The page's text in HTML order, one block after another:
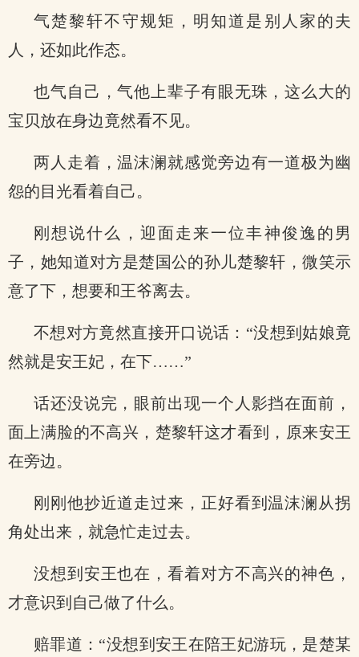
气楚黎轩不守规矩，明知道是别人家的夫
人，还如此作态。
也气自己，气他上辈子有眼无珠，这么大的
宝贝放在身边竟然看不见。
两人走着，温沫澜就感觉旁边有一道极为幽
怨的目光看着自己。
刚想说什么，迎面走来一位丰神俊逸的男
子，她知道对方是楚国公的孙儿楚黎轩，微笑示
意了下，想要和王爷离去。
不想对方竟然直接开口说话：“没想到姑娘竟
然就是安王妃，在下……”
话还没说完，眼前出现一个人影挡在面前，
面上满脸的不高兴，楚黎轩这才看到，原来安王
在旁边。
刚刚他抄近道走过来，正好看到温沫澜从拐
角处出来，就急忙走过去。
没想到安王也在，看着对方不高兴的神色，
才意识到自己做了什么。
赔罪道：“没想到安王在陪王妃游玩，是楚某